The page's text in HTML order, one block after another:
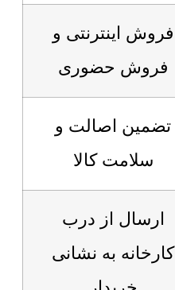
فروش اینترنتی و
فروش حضوری
تضمین اصالت و
سلامت کالا
ارسال از درب
کارخانه به نشانی